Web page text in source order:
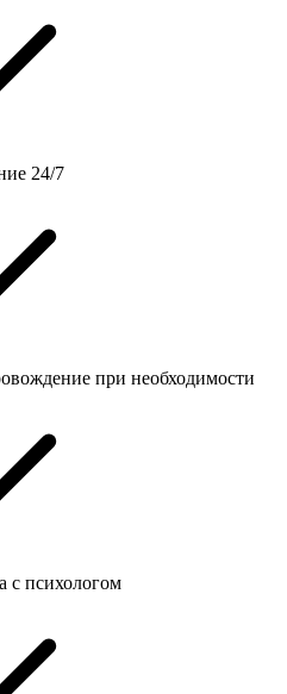
24/7
при необходимости
с психологом